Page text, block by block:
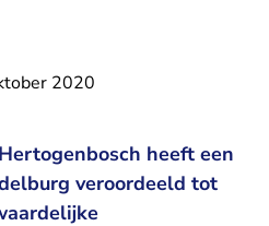
2020
heeft een
veroordeeld tot